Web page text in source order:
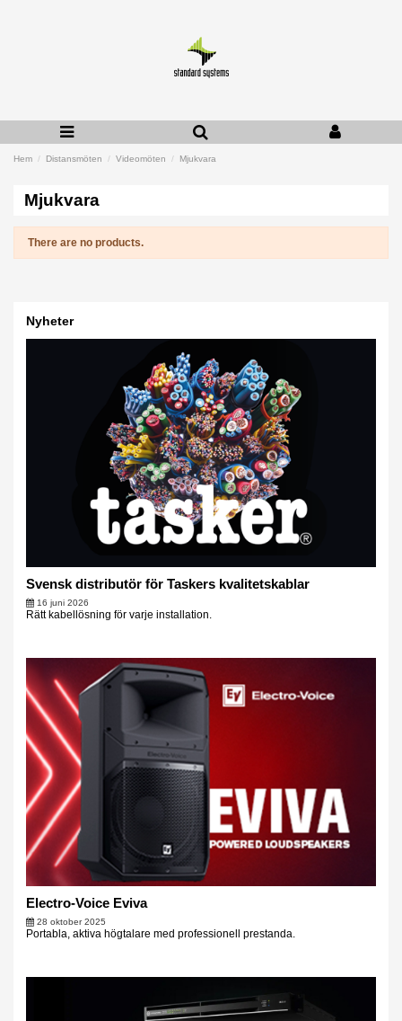
Hem Distansmöten Videomöten Mjukvara
Mjukvara
There are no products.
Nyheter
Svensk distributör för Taskers kvalitetskablar
16 juni 2026
Rätt kabellösning för varje installation.
Electro-Voice Eviva
28 oktober 2025
Portabla, aktiva högtalare med professionell prestanda.